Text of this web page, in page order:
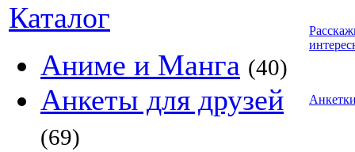
Каталог
Аниме и Манга (40)
Анкеты для друзей
(69)